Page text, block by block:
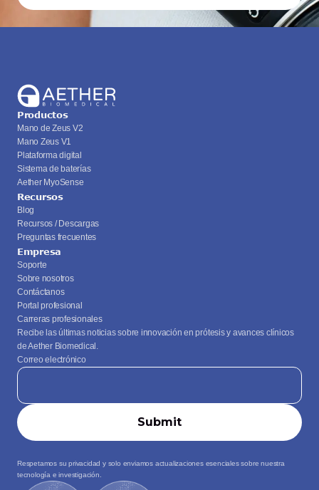
Productos
Mano de Zeus V2
Mano Zeus V1
Plataforma digital
Sistema de baterías
Aether MyoSense
Recursos
Blog
Recursos / Descargas
Preguntas frecuentes
Empresa
Soporte
Sobre nosotros
Contáctanos
Portal profesional
Carreras profesionales
Recibe las últimas noticias sobre innovación en prótesis y avances clínicos
de Aether Biomedical.
Correo electrónico
Respetamos su privacidad y solo enviamos actualizaciones esenciales sobre nuestra
tecnología e investigación.